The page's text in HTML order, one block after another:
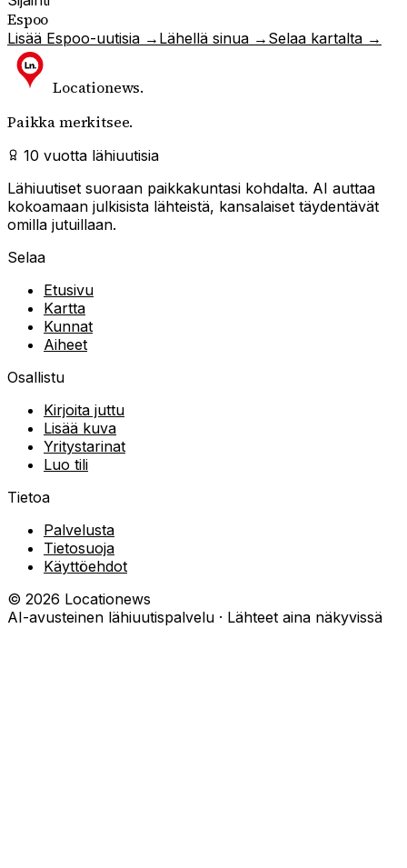
Espoo
Lisää Espoo-uutisia → Lähellä sinua → Selaa kartalta →
Locationews.
Paikka merkitsee.
10 vuotta lähiuutisia
Lähiuutiset suoraan paikkakuntasi kohdalta. AI auttaa
kokoamaan julkisista lähteistä, kansalaiset täydentävät
omilla jutuillaan.
Selaa
Etusivu
Kartta
Kunnat
Aiheet
Osallistu
Kirjoita juttu
Lisää kuva
Yritystarinat
Luo tili
Tietoa
Palvelusta
Tietosuoja
Käyttöehdot
© 2026 Locationews
AI-avusteinen lähiuutispalvelu · Lähteet aina näkyvissä